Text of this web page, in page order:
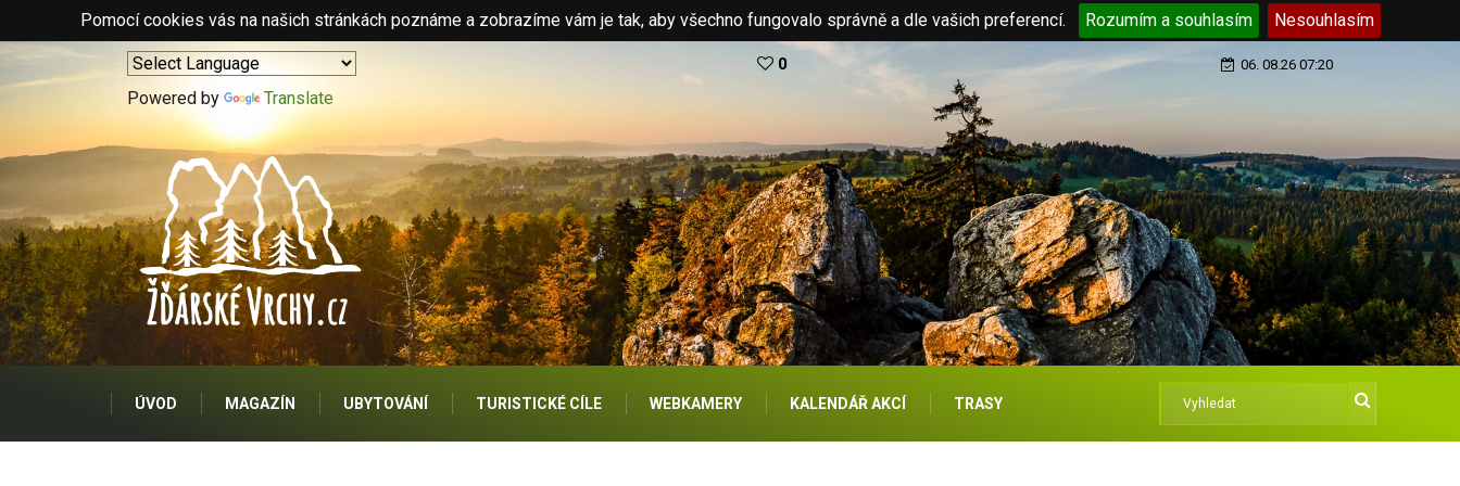
Pomocí cookies vás na našich stránkách poznáme a zobrazíme vám je tak, aby všechno fungovalo správně a dle vašich preferencí. Rozumím a souhlasím Nesouhlasím
Powered by Translate
0 06. 08.26 07:20
ÚVOD MAGAZÍN UBYTOVÁNÍ TURISTICKÉ CÍLE WEBKAMERY KALENDÁŘ AKCÍ TRASY